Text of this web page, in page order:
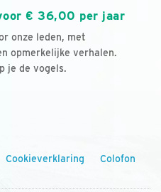
€ 36,00 per jaar
onze leden, met
opmerkelijke verhalen.
je de vogels.
Cookieverklaring Colofon